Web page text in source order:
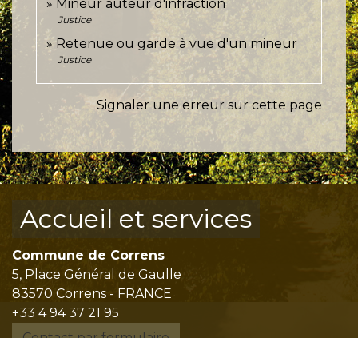
Mineur auteur d'infraction
Justice
Retenue ou garde à vue d'un mineur
Justice
Signaler une erreur sur cette page
Accueil et services
Commune de Correns
5, Place Général de Gaulle
83570 Correns - FRANCE
+33 4 94 37 21 95